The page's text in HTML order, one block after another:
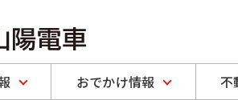
おでかけ情報 不